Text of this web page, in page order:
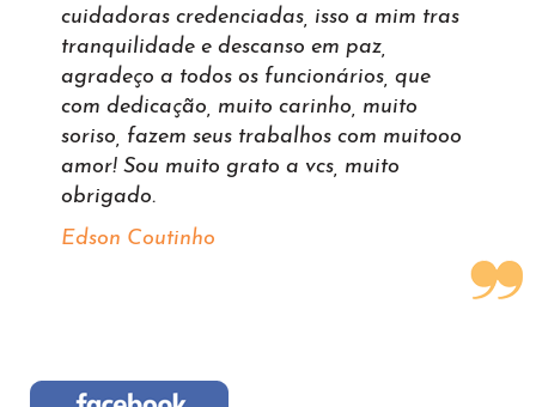
cuidadoras credenciadas, isso a mim tras
tranquilidade e descanso em paz,
agradeço a todos os funcionários, que
com dedicação, muito carinho, muito
soriso, fazem seus trabalhos com muitooo
amor! Sou muito grato a vcs, muito
obrigado.
Edson Coutinho